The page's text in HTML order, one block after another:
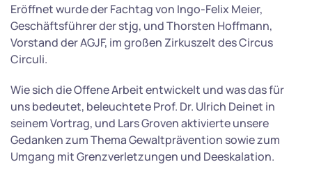
Eröffnet wurde der Fachtag von Ingo-Felix Meier,
Geschäftsführer der stjg, und Thorsten Hoffmann,
Vorstand der AGJF, im großen Zirkuszelt des Circus
Circuli.
Wie sich die Offene Arbeit entwickelt und was das für
uns bedeutet, beleuchtete Prof. Dr. Ulrich Deinet in
seinem Vortrag, und Lars Groven aktivierte unsere
Gedanken zum Thema Gewaltprävention sowie zum
Umgang mit Grenzverletzungen und Deeskalation.